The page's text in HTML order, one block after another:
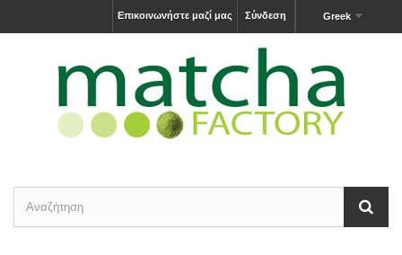
Greek
Σύνδεση
Επικοινωνήστε μαζί μας